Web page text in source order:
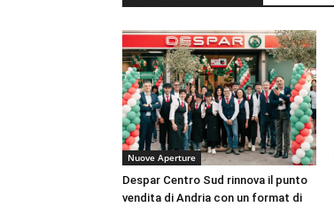
Nuove Aperture
Despar Centro Sud rinnova il punto
vendita di Andria con un format di